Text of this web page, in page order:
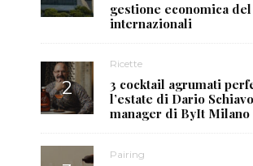
gestione economica
internazionali
Ricette
3 cocktail agrumati
l’estate di Dario
manager di ByIt Milano
Pairing